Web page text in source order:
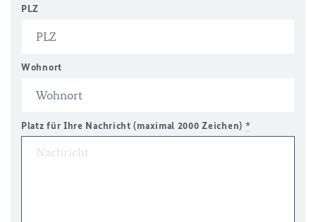
PLZ
Wohnort
Platz für Ihre Nachricht (maximal 2000 Zeichen) *